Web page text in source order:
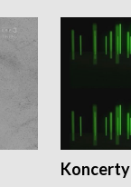
Koncerty